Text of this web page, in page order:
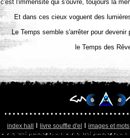
c'est l'immensité qui s'ouvre, toujours la
Et dans ces cieux voguent des
Le Temps semble s'arrêter pour
le Temps des
index hall I livre souffle d'el I images et mots